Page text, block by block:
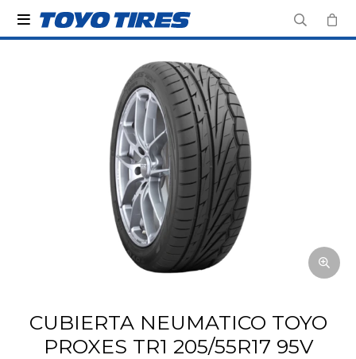

CUBIERTA NEUMATICO TOYO
PROXES TR1 205/55R17 95V